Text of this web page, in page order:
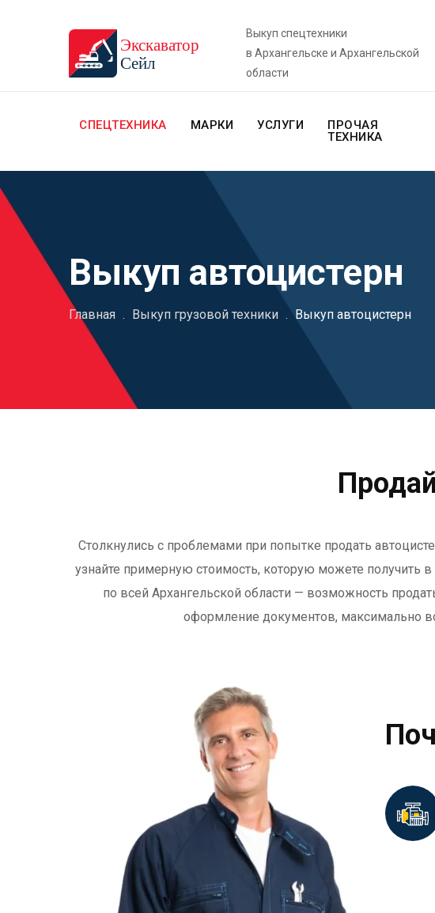
Выкуп спецтехники
в Архангельске и Архангельской
области
СПЕЦТЕХНИКА МАРКИ УСЛУГИ
ПРОЧАЯ
ТЕХНИКА
Выкуп автоцистерн
Главная . Выкуп грузовой техники . Выкуп автоцистерн
Столкнулись с проблемами при попытке продать
узнайте примерную стоимость, которую можете
по всей Архангельской области — возможность
оформление документов, максимально